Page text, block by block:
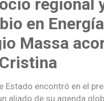
en
Massa
Estado encontró en el
aliado de su agenda